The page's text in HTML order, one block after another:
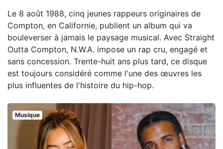
Le 8 août 1988, cinq jeunes rappeurs originaires de
Compton, en Californie, publient un album qui va
bouleverser à jamais le paysage musical. Avec Straight
Outta Compton, N.W.A. impose un rap cru, engagé et
sans concession. Trente-huit ans plus tard, ce disque
est toujours considéré comme l'une des œuvres les
plus influentes de l'histoire du hip-hop.
Musique